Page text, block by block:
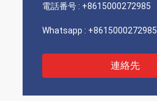
電話番号 : +8615000272985
Whatsapp : +8615000272985
連絡先